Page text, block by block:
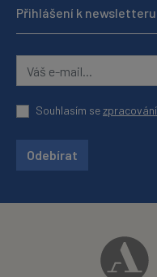
Přihlášení k newsletteru
Souhlasím se
Odebírat